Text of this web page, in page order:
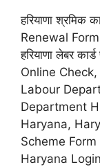
हरियाणा
Renewal Form,
हरियाणा लेबर
Online
Labour
Department
Haryana,
Scheme
Haryana